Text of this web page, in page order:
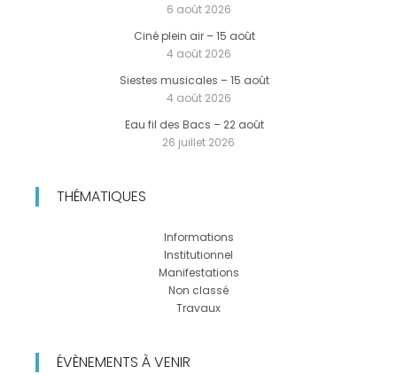
6 août 2026
Ciné plein air – 15 août
4 août 2026
Siestes musicales – 15 août
4 août 2026
Eau fil des Bacs – 22 août
26 juillet 2026
THÉMATIQUES
Informations
Institutionnel
Manifestations
Non classé
Travaux
ÉVÈNEMENTS À VENIR